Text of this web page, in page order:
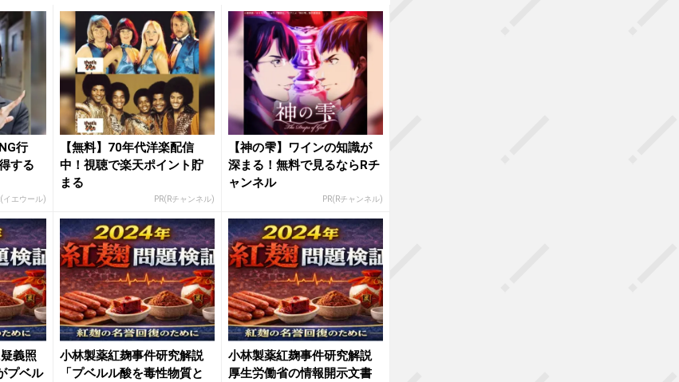
行
する
イエウール)
【無料】70年代洋楽配信
中！視聴で楽天ポイント貯
まる
PR(Rチャンネル)
【神の雫】ワインの知識が
深まる！無料で見るならRチ
ャンネル
PR(Rチャンネル)
義照
プベル
小林製薬紅麹事件研究解説
「プベルル酸を毒性物質と
小林製薬紅麹事件研究解説
厚生労働省の情報開示文書